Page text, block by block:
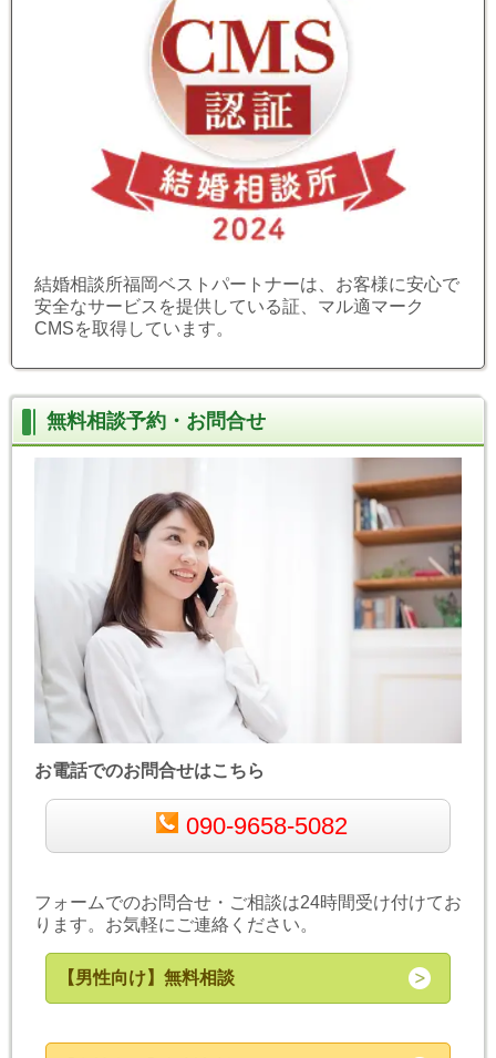
結婚相談所福岡ベストパートナーは、お客様に安心で
安全なサービスを提供している証、マル適マーク
CMSを取得しています。
無料相談予約・お問合せ
お電話でのお問合せはこちら
090-9658-5082
フォームでのお問合せ・ご相談は24時間受け付けてお
ります。お気軽にご連絡ください。
【男性向け】無料相談